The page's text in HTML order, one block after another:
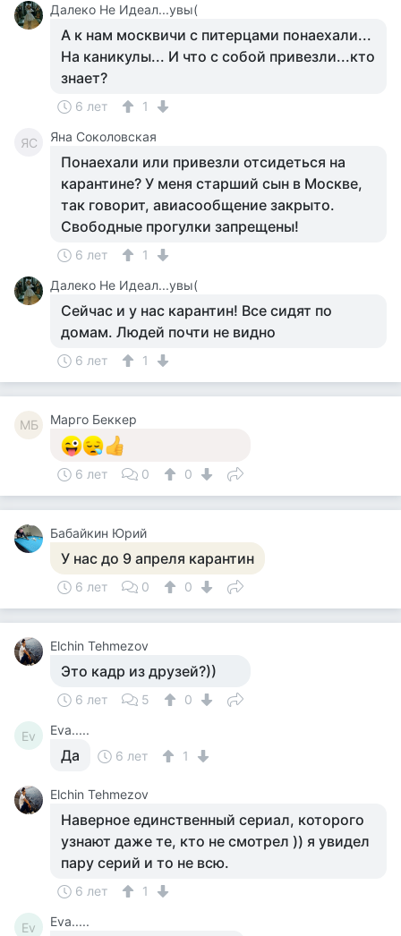
Далеко Не Идеал...увы(
А к нам москвичи с питерцами понаехали...
На каникулы... И что с собой привезли...кто
знает?
6 лет 1
ЯС Яна Соколовская
Понаехали или привезли отсидеться на
карантине? У меня старший сын в Москве,
так говорит, авиасообщение закрыто.
Свободные прогулки запрещены!
6 лет
1
Далеко Не Идеал...увы(
Сейчас и у нас карантин! Все сидят по
домам. Людей почти не видно
6 лет 1
MБ Mарго Беккер
6 лет 0 0
Бабайкин Юрий
У нас до 9 апреля карантин
6 лет 0 0
Elchin Tehmezov
Это кадр из друзей?))
6 лет 5 0
Ev Eva.....
Да 6 лет 1
Elchin Tehmezov
Наверное единственный сериал, которого
узнают даже те, кто не смотрел )) я увидел
пару серий и то не всю.
6 лет 1
Ev Eva.....